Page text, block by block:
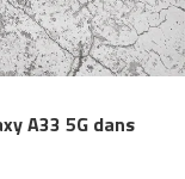
A33 5G dans